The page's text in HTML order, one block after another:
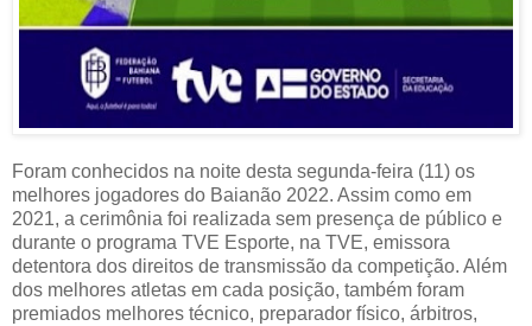
Foram conhecidos na noite desta segunda-feira (11) os
melhores jogadores do Baianão 2022. Assim como em
2021, a cerimônia foi realizada sem presença de público e
durante o programa TVE Esporte, na TVE, emissora
detentora dos direitos de transmissão da competição. Além
dos melhores atletas em cada posição, também foram
premiados melhores técnico, preparador físico, árbitros,